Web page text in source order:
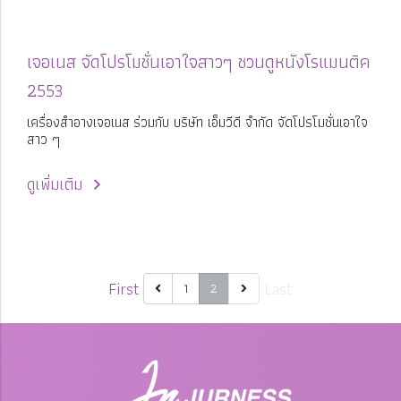
เจอเนส จัดโปรโมชั่นเอาใจสาวๆ ชวนดูหนังโรแมนติค
2553
เครื่องสำอางเจอเนส ร่วมกับ บริษัท เอ็มวีดี จำกัด จัดโปรโมชั่นเอาใจ
สาว ๆ
ดูเพิ่มเติม
First 1 2